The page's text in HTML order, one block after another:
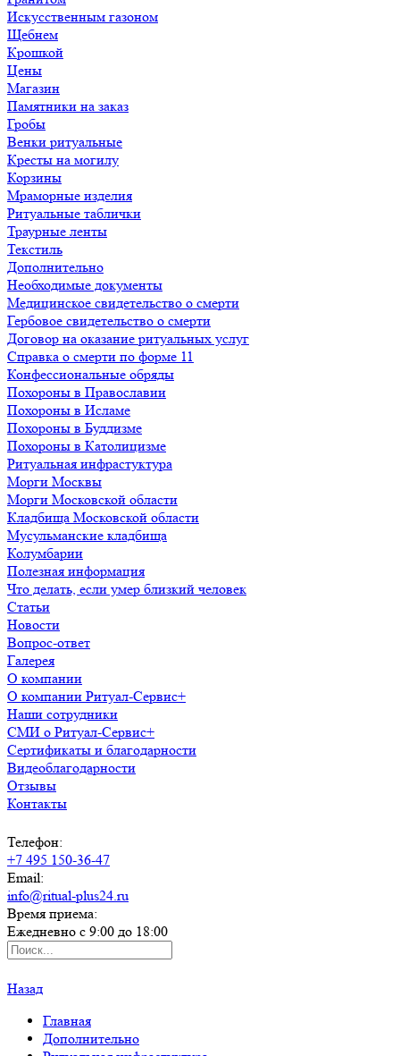
Искусственным газоном
Щебнем
Крошкой
Цены
Магазин
Памятники на заказ
Гробы
Венки ритуальные
Кресты на могилу
Корзины
Мраморные изделия
Ритуальные таблички
Траурные ленты
Текстиль
Дополнительно
Необходимые документы
Медицинское свидетельство о смерти
Гербовое свидетельство о смерти
Договор на оказание ритуальных услуг
Справка о смерти по форме 11
Конфессиональные обряды
Похороны в Православии
Похороны в Исламе
Похороны в Буддизме
Похороны в Католицизме
Ритуальная инфрастуктура
Морги Москвы
Морги Московской области
Кладбища Московской области
Мусульманские кладбища
Колумбарии
Полезная информация
Что делать, если умер близкий человек
Статьи
Новости
Вопрос-ответ
Галерея
О компании
О компании Ритуал-Сервис+
Наши сотрудники
СМИ о Ритуал-Сервис+
Сертификаты и благодарности
Видеоблагодарности
Отзывы
Контакты
Телефон:
+7 495 150-36-47
Email:
info@ritual-plus24.ru
Время приема:
Ежедневно с 9:00 до 18:00
Назад
Главная
Дополнительно